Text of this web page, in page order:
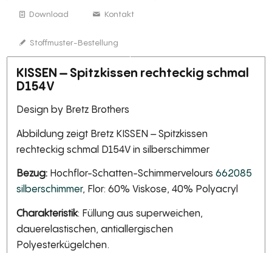
Download Kontakt
Stoffmuster-Bestellung
KISSEN – Spitzkissen rechteckig schmal
D154V
Design by Bretz Brothers
Abbildung zeigt Bretz KISSEN – Spitzkissen
rechteckig schmal D154V in silberschimmer
Bezug: Hochflor-Schatten-Schimmervelours662085
silberschimmer, Flor: 60% Viskose, 40% Polyacryl
Charakteristik: Füllung aus superweichen,
dauerelastischen, antiallergischen
Polyesterkügelchen.